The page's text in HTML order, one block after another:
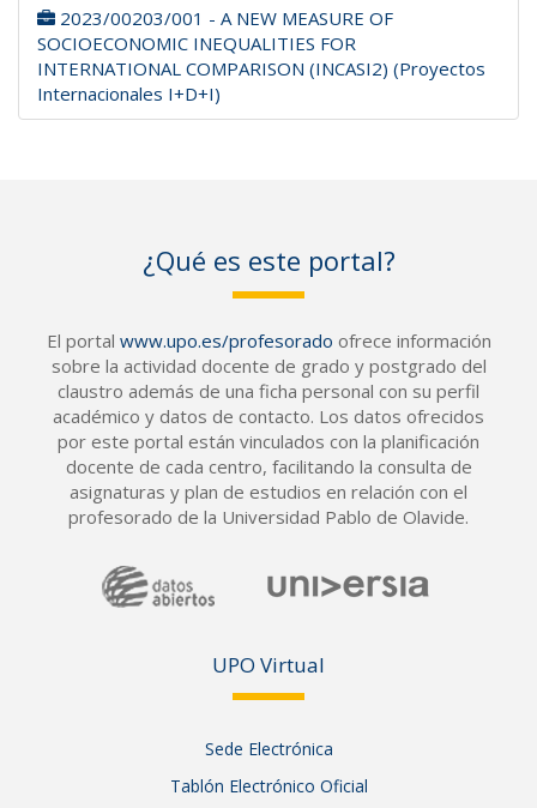
2023/00203/001 - A NEW MEASURE OF
SOCIOECONOMIC INEQUALITIES FOR
INTERNATIONAL COMPARISON (INCASI2) (Proyectos
Internacionales I+D+I)
¿Qué es este portal?
El portal www.upo.es/profesorado ofrece información
sobre la actividad docente de grado y postgrado del
claustro además de una ficha personal con su perfil
académico y datos de contacto. Los datos ofrecidos
por este portal están vinculados con la planificación
docente de cada centro, facilitando la consulta de
asignaturas y plan de estudios en relación con el
profesorado de la Universidad Pablo de Olavide.
UPO Virtual
Sede Electrónica
Tablón Electrónico Oficial